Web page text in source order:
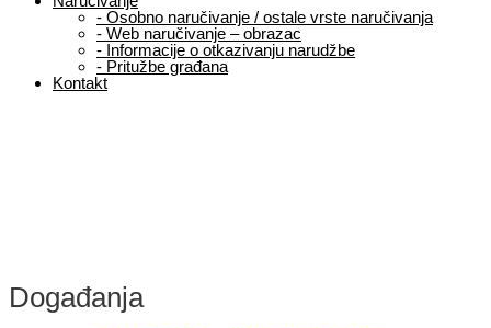
- Osobno naručivanje / ostale vrste naručivanja
- Web naručivanje – obrazac
- Informacije o otkazivanju narudžbe
- Pritužbe građana
Kontakt
Događanja